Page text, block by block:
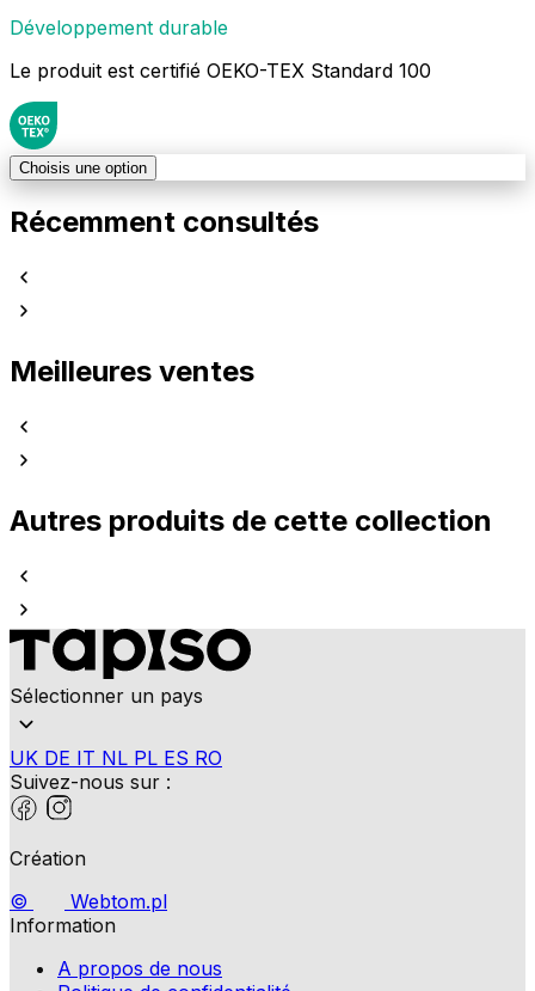
Développement durable
Le produit est certifié OEKO-TEX Standard 100
Choisis une option
Récemment consultés
Meilleures ventes
Autres produits de cette collection
Sélectionner un pays
UK DE IT NL PL ES RO
Suivez-nous sur :
Création
©
Webtom.pl
Information
A propos de nous